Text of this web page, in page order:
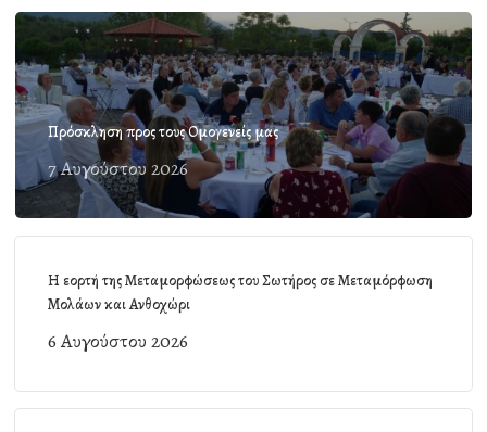
Πρόσκληση προς τους Ομογενείς μας
7 Αυγούστου 2026
Η εορτή της Μεταμορφώσεως του Σωτήρος σε Μεταμόρφωση
Μολάων και Ανθοχώρι
6 Αυγούστου 2026